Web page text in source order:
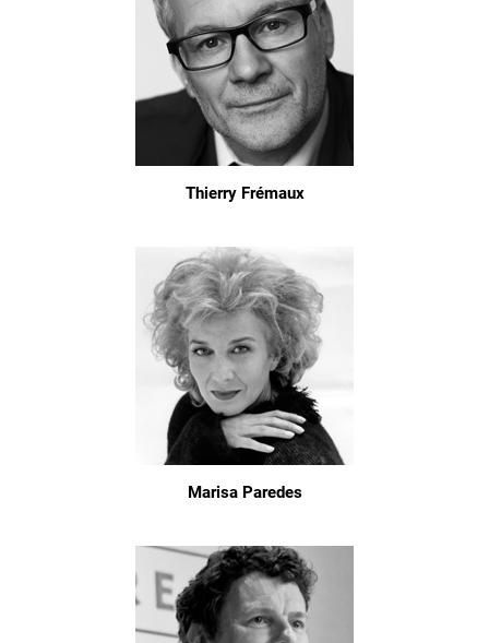
Thierry Frémaux
Marisa Paredes